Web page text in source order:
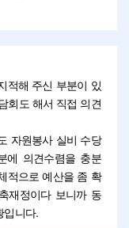
적해 주신 부분이 있
회도 해서 직접 의견
자원봉사 실비 수당
에 의견수렴을 충분
적으로 예산을 좀 확
재정이다 보니까 동
입니다.